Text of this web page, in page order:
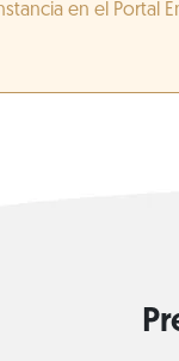
en el Portal